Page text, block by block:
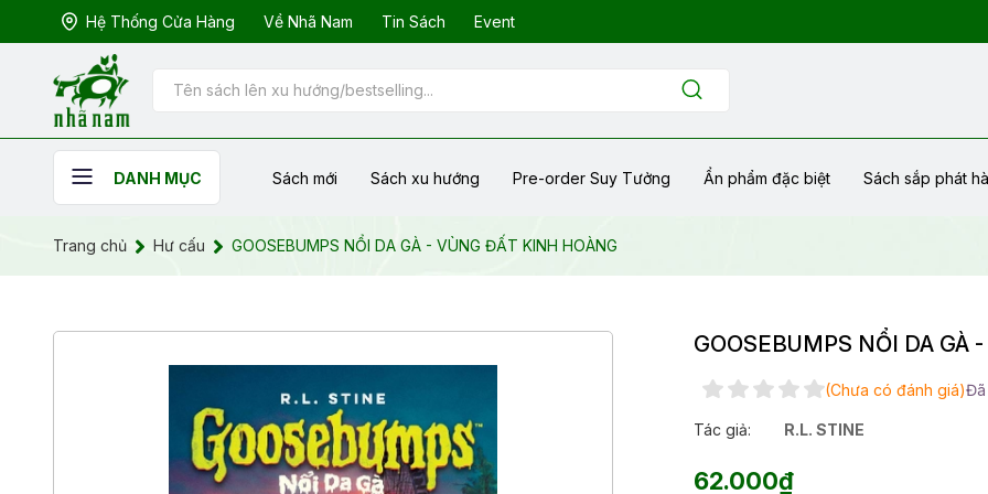
Hệ Thống Cửa Hàng Về Nhã Nam Tin Sách Event
DANH MỤC Sách mới Sách xu hướng Pre-order Suy Tưởng Ẩn phẩm đặc biệt Sách sắp phát
Trang chủ Hư cấu GOOSEBUMPS NỔI DA GÀ - VÙNG ĐẤT KINH HOÀNG
GOOSEBUMPS NỔI DA
(Chưa có đánh giá)
Tác giả: R.L. STINE
62.000₫